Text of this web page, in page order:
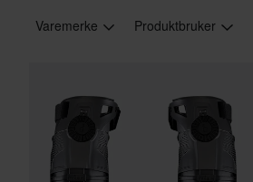
Varemerke Produktbruker